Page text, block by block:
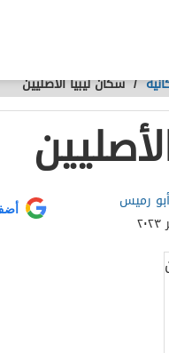
/سكان ليبيا الأصليين
رميس